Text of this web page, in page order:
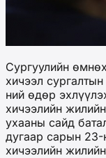
Сургуулийн
хичээл
ний өдөр
хичээлийн
ухааны сайд
дугаар сарын
хичээлийн